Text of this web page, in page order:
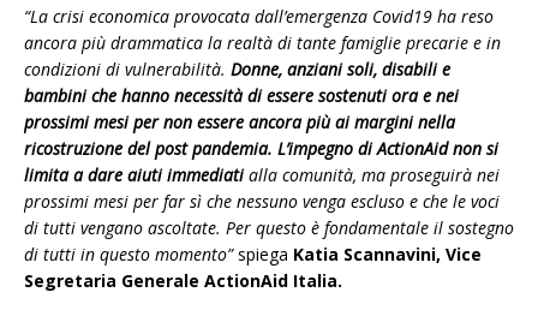
“La crisi economica provocata dall’emergenza Covid19 ha reso
ancora più drammatica la realtà di tante famiglie precarie e in
condizioni di vulnerabilità. Donne, anziani soli, disabili e
bambini che hanno necessità di essere sostenuti ora e nei
prossimi mesi per non essere ancora più ai margini nella
ricostruzione del post pandemia. L’impegno di ActionAid non si
limita a dare aiuti immediatialla comunità, ma proseguirà nei
prossimi mesi per far sì che nessuno venga escluso e che le voci
di tutti vengano ascoltate. Per questo è fondamentale il sostegno
di tutti in questo momento”spiega Katia Scannavini, Vice
Segretaria Generale ActionAid Italia.